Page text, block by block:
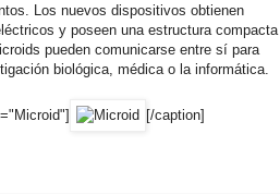
Los nuevos dispositivos obtienen
y poseen una estructura compacta
pueden comunicarse entre sí para
biológica, médica o la informática.
[/caption]